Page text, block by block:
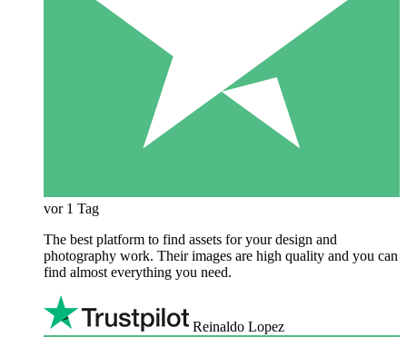
vor 1 Tag
The best platform to find assets for your design and
photography work. Their images are high quality and you can
find almost everything you need.
Reinaldo Lopez